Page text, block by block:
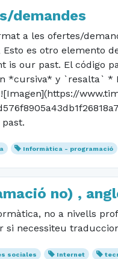
demandes
a les ofertes/
es otro elemento
is our past. El código
*cursiva* y `resalta` *
Informàtica - programació
no) ,
no a nivells
necessiteu
sociales Internet